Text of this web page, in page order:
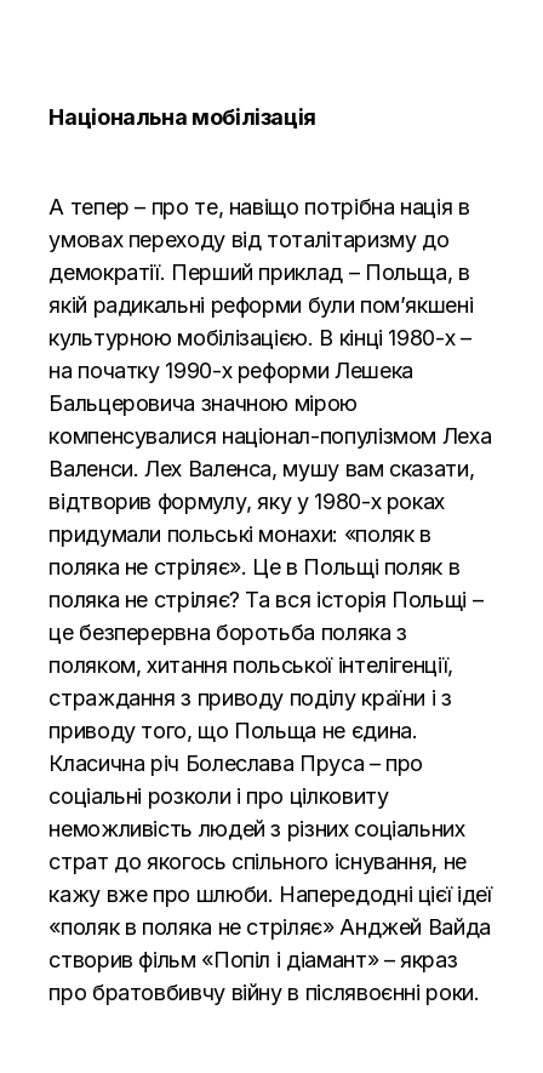
Національна мобілізація
А тепер – про те, навіщо потрібна нація в
умовах переходу від тоталітаризму до
демократії. Перший приклад – Польща, в
якій радикальні реформи були пом’якшені
культурною мобілізацією. В кінці 1980-х –
на початку 1990-х реформи Лешека
Бальцеровича значною мірою
компенсувалися націонал-популізмом Леха
Валенси. Лех Валенса, мушу вам сказати,
відтворив формулу, яку у 1980-х роках
придумали польські монахи: «поляк в
поляка не стріляє». Це в Польщі поляк в
поляка не стріляє? Та вся історія Польщі –
це безперервна боротьба поляка з
поляком, хитання польської інтелігенції,
страждання з приводу поділу країни і з
приводу того, що Польща не єдина.
Класична річ Болеслава Пруса – про
соціальні розколи і про цілковиту
неможливість людей з різних соціальних
страт до якогось спільного існування, не
кажу вже про шлюби. Напередодні цієї ідеї
«поляк в поляка не стріляє» Анджей Вайда
створив фільм «Попіл і діамант» – якраз
про братовбивчу війну в післявоєнні роки.